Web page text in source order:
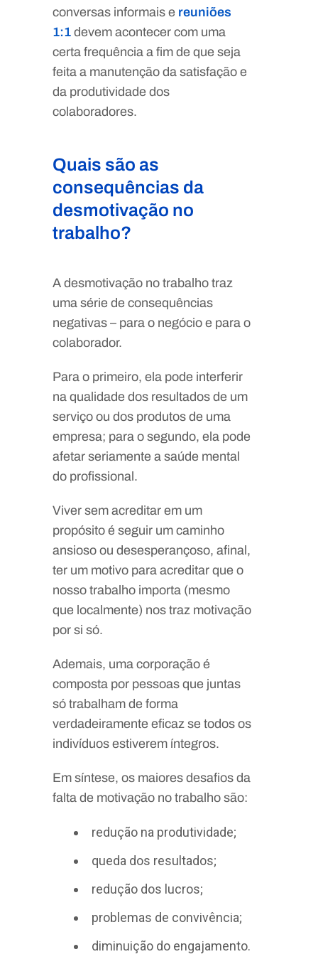
conversas informais e reuniões
1:1 devem acontecer com uma
certa frequência a fim de que seja
feita a manutenção da satisfação e
da produtividade dos
colaboradores.
Quais são as
consequências da
desmotivação no
trabalho?
A desmotivação no trabalho traz
uma série de consequências
negativas – para o negócio e para o
colaborador.
Para o primeiro, ela pode interferir
na qualidade dos resultados de um
serviço ou dos produtos de uma
empresa; para o segundo, ela pode
afetar seriamente a saúde mental
do profissional.
Viver sem acreditar em um
propósito é seguir um caminho
ansioso ou desesperançoso, afinal,
ter um motivo para acreditar que o
nosso trabalho importa (mesmo
que localmente) nos traz motivação
por si só.
Ademais, uma corporação é
composta por pessoas que juntas
só trabalham de forma
verdadeiramente eficaz se todos os
indivíduos estiverem íntegros.
Em síntese, os maiores desafios da
falta de motivação no trabalho são:
redução na produtividade;
queda dos resultados;
redução dos lucros;
problemas de convivência;
diminuição do engajamento.